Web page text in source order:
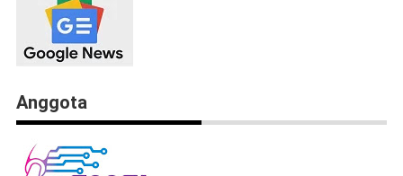
Anggota